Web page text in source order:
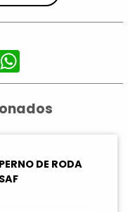
PERNO DE RODA
SAF